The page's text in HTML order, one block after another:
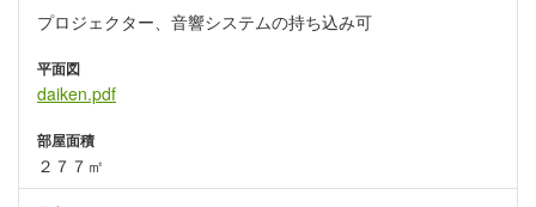
プロジェクター、音響システムの持ち込み可
平面図
daiken.pdf
部屋面積
２７７㎡